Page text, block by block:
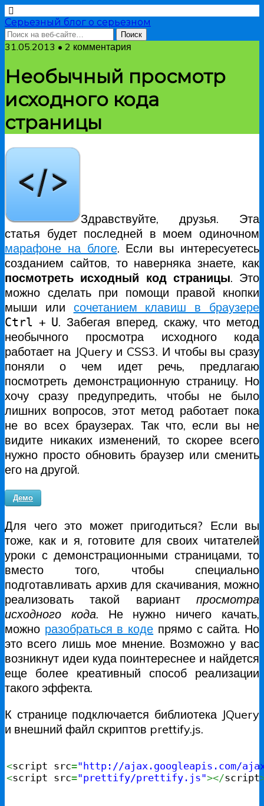
Серьезный блог о серьезном
31.05.2013 • 2 комментария
Необычный просмотр
исходного кода
страницы
Здравствуйте, друзья. Эта
статья будет последней в моем одиночном
марафоне на блоге. Если вы интересуетесь
созданием сайтов, то наверняка знаете, как
посмотреть исходный код страницы. Это
можно сделать при помощи правой кнопки
мыши или сочетанием клавиш в браузере
Ctrl + U. Забегая вперед, скажу, что метод
необычного просмотра исходного кода
работает на JQuery и CSS3. И чтобы вы сразу
поняли о чем идет речь, предлагаю
посмотреть демонстрационную страницу. Но
хочу сразу предупредить, чтобы не было
лишних вопросов, этот метод работает пока
не во всех браузерах. Так что, если вы не
видите никаких изменений, то скорее всего
нужно просто обновить браузер или сменить
его на другой.
Демо
Для чего это может пригодиться? Если вы
тоже, как и я, готовите для своих читателей
уроки с демонстрационными страницами, то
вместо того, чтобы специально
подготавливать архив для скачивания, можно
реализовать такой вариант просмотра
исходного кода. Не нужно ничего качать,
можно разобраться в коде прямо с сайта. Но
это всего лишь мое мнение. Возможно у вас
возникнут идеи куда поинтереснее и найдется
еще более креативный способ реализации
такого эффекта.
К странице подключается библиотека JQuery
и внешний файл скриптов prettify.js.
<script src="http://ajax.googleapis.com/
<script src="prettify/prettify.js"></script